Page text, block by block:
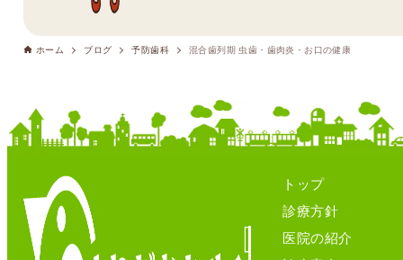
ホーム ブログ 予防歯科 混合歯列期 虫歯・歯肉炎・お口の健康
トップ
診療方針
医院の紹介